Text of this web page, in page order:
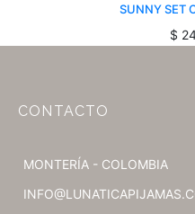
SUNNY SET
$
CONTACTO
MONTERÍA - COLOMBIA